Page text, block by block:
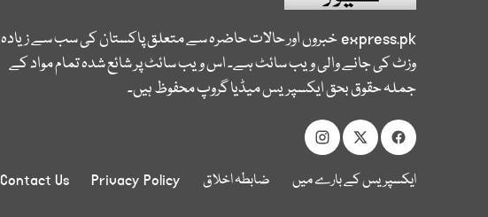
express.pkخبروں اور حالات حاضرہ سے متعلق پاکستان کی سب سے زیادہ
وزٹ کی جانے والی ویب سائٹ ہے۔ اس ویب سائٹ پر شائع شدہ تمام مواد کے
جملہ حقوق بحق ایکسپریس میڈیا گروپ محفوظ ہیں۔
ایکسپریس کے بارے میں ضابطہ اخلاق Privacy Policy
Contact Us